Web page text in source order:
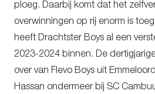
ploeg. Daarbij komt dat het
overwinningen op rij enorm is
heeft Drachtster Boys al een
2023-2024 binnen. De
over van Flevo Boys uit
Hassan ondermeer bij SC